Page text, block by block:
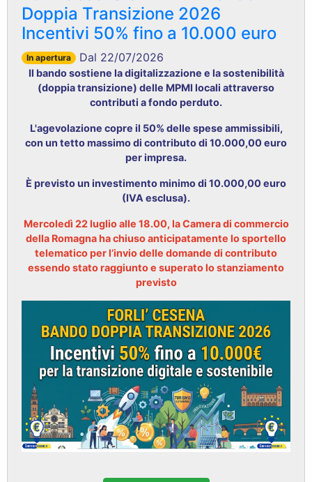
Doppia Transizione 2026
Incentivi 50% fino a 10.000 euro
In apertura Dal 22/07/2026
Il bando sostiene la digitalizzazione e la sostenibilità
(doppia transizione) delle MPMI locali attraverso
contributi a fondo perduto.
L'agevolazione copre il 50% delle spese ammissibili,
con un tetto massimo di contributo di 10.000,00 euro
per impresa.
È previsto un investimento minimo di 10.000,00 euro
(IVA esclusa).
Mercoledì 22 luglio alle 18.00, la Camera di commercio
della Romagna ha chiuso anticipatamente lo sportello
telematico per l’invio delle domande di contributo
essendo stato raggiunto e superato lo stanziamento
previsto